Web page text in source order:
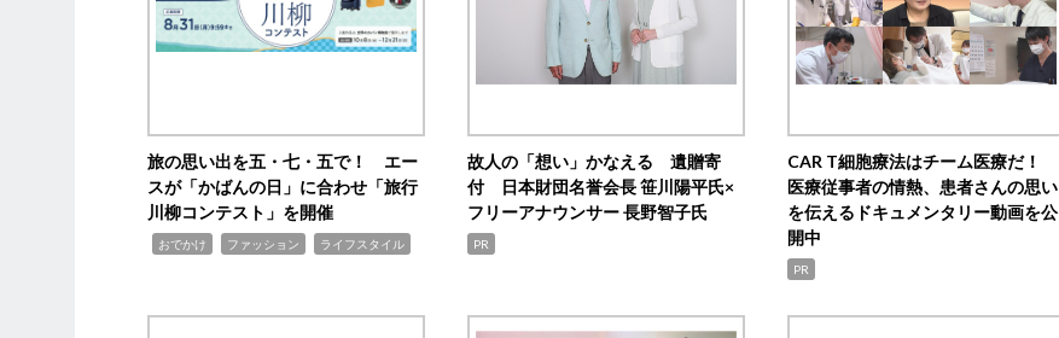
旅の思い出を五・七・五で！ エー
スが「かばんの日」に合わせ「旅行
川柳コンテスト」を開催
おでかけ ファッション ライフスタイル
故人の「想い」かなえる 遺贈寄
付 日本財団名誉会長 笹川陽平氏×
フリーアナウンサー 長野智子氏
PR
CAR T細胞療法はチーム医療だ！
医療従事者の情熱、患者さんの思い
を伝えるドキュメンタリー動画を公
開中
PR